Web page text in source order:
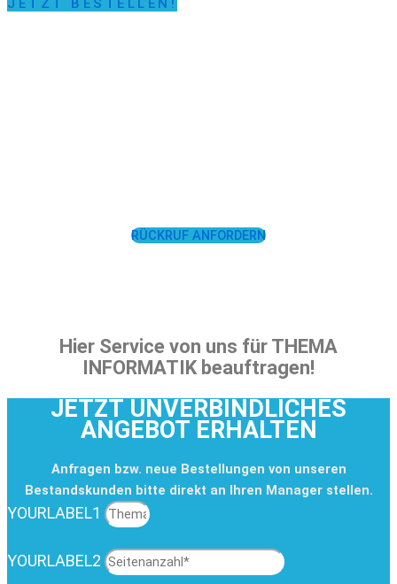
JETZT BESTELLEN!
RÜCKRUF ANFORDERN
Hier Service von uns für THEMA
INFORMATIK beauftragen!
JETZT UNVERBINDLICHES
ANGEBOT ERHALTEN
Anfragen bzw. neue Bestellungen von unseren
Bestandskunden bitte direkt an Ihren Manager stellen.
YOURLABEL1
YOURLABEL2